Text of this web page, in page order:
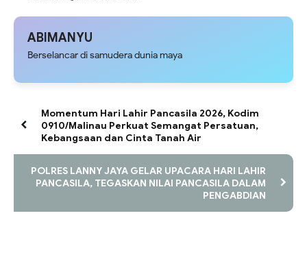
Bersenjata Kembali ke NKRI dan
ABIMANYU
Berselancar di samudera dunia maya
Momentum Hari Lahir Pancasila 2026, Kodim
0910/Malinau Perkuat Semangat Persatuan,
Kebangsaan dan Cinta Tanah Air
POLRES LANNY JAYA GELAR UPACARA HARI LAHIR
PANCASILA, TEGASKAN NILAI PANCASILA DALAM
PENGABDIAN